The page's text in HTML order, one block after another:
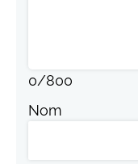
0/800
Nom